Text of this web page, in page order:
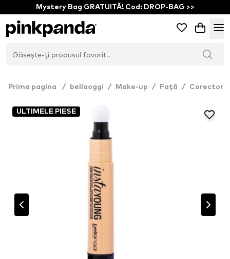
Mystery Bag GRATUITĂ! Cod: DROP-BAG >>
Prima pagina / bellaoggi / Make-up / Față / Corector
ULTIMELE PIESE